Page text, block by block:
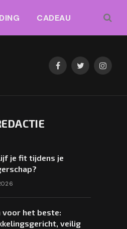
CADEAU
FacebookTwitter
je fit tijdens je
voor het beste:
veilig